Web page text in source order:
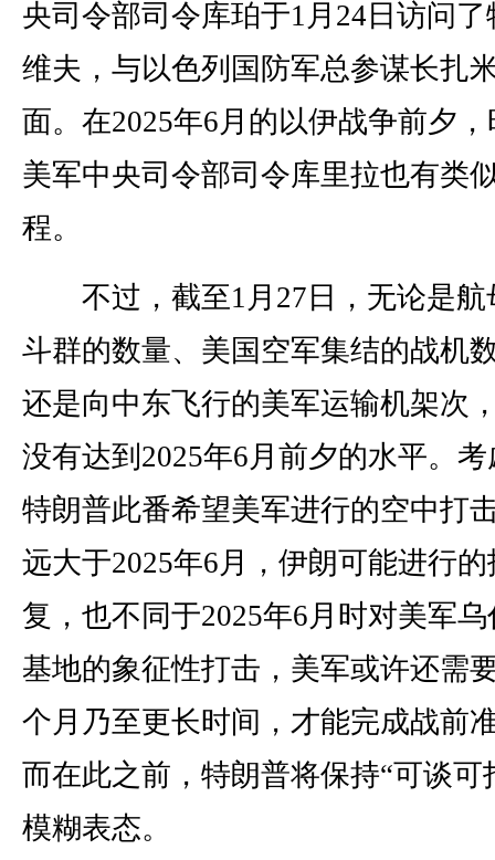
央司令部司令库珀于1月24日访问了
维夫，与以色列国防军总参谋长扎
面。在2025年6月的以伊战争前夕，
美军中央司令部司令库里拉也有类
程。
不过，截至1月27日，无论是航
斗群的数量、美国空军集结的战机
还是向中东飞行的美军运输机架次
没有达到2025年6月前夕的水平。考
特朗普此番希望美军进行的空中打
远大于2025年6月，伊朗可能进行的
复，也不同于2025年6月时对美军乌
基地的象征性打击，美军或许还需
个月乃至更长时间，才能完成战前
而在此之前，特朗普将保持“可谈可
模糊表态。